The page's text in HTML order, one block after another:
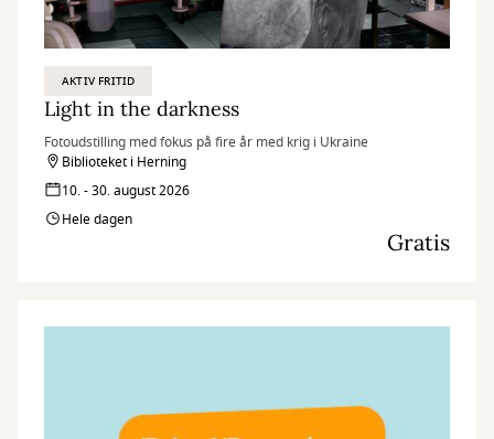
AKTIV FRITID
Light in the darkness
Fotoudstilling med fokus på fire år med krig i Ukraine
Biblioteket i Herning
10. - 30. august 2026
Hele dagen
Gratis